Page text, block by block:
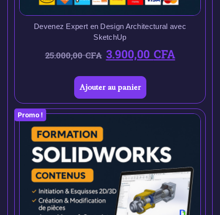
Devenez Expert en Design Architectural avec
SketchUp
25.000,00CFA 3.900,00CFA
Ajouter au panier
Promo !